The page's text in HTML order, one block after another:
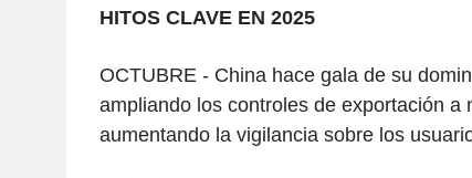
HITOS CLAVE EN 2025
OCTUBRE - China hace gala de su
ampliando los controles de exportación a
aumentando la vigilancia sobre los